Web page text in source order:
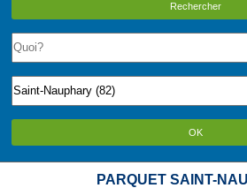
Rechercher
OK
PARQUET SAINT-